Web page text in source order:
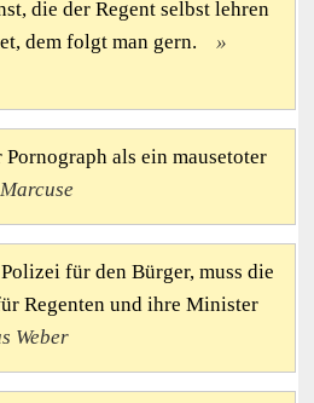
die der Regent selbst lehren
dem folgt man gern.
Pornograph als ein mausetoter
für den Bürger, muss die
Regenten und ihre Minister
Weber